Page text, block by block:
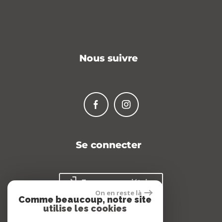
Nous suivre
Se connecter
Espace propriétaire
On en reste là
Comme beaucoup, notre site
utilise les cookies